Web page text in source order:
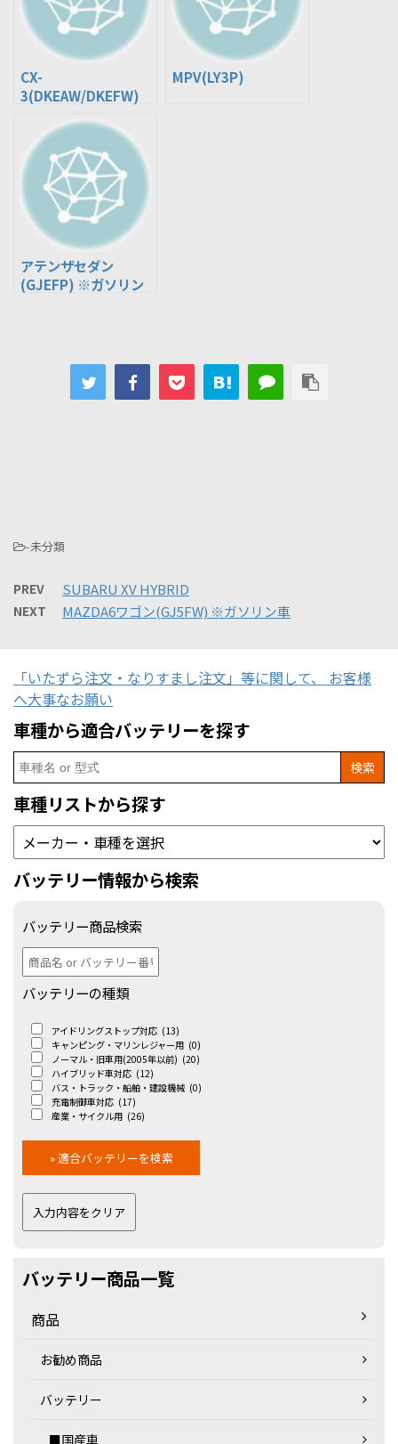
CX-
3(DKEAW/DKEFW)
MPV(LY3P)
アテンザセダン
(GJEFP) ※ガソリン
-未分類
PREV SUBARU XV HYBRID
NEXT MAZDA6ワゴン(GJ5FW) ※ガソリン車
「いたずら注文・なりすまし注文」等に関して、 お客様
へ大事なお願い
車種から適合バッテリーを探す
Search
for:
車種リストから探す
バッテリー情報から検索
バッテリー商品検索
バッテリーの種類
アイドリングストップ対応 (13)
キャンピング・マリンレジャー用 (0)
ノーマル・旧車用(2005年以前) (20)
ハイブリッド車対応 (12)
バス・トラック・船舶・建設機械 (0)
充電制御車対応 (17)
産業・サイクル用 (26)
バッテリー商品一覧
商品
お勧め商品
バッテリー
■国産車